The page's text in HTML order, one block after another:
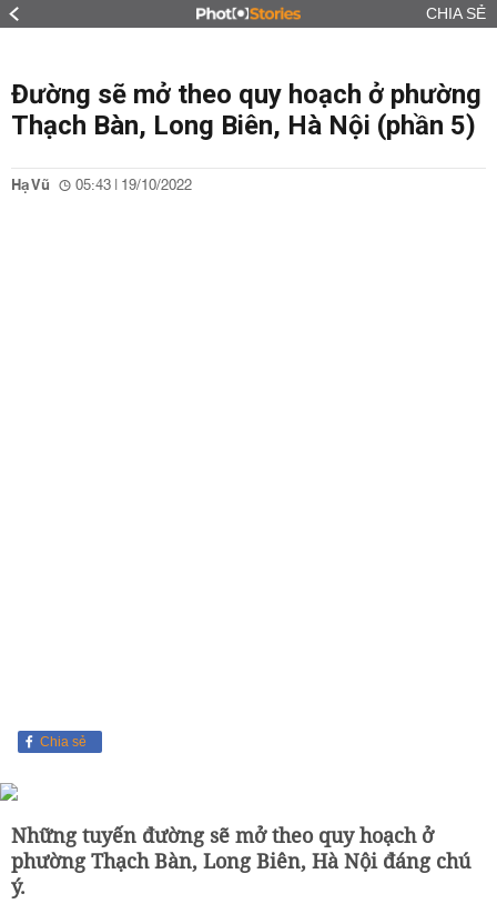
CHIA SẺ
Đường sẽ mở theo quy hoạch ở phường
Thạch Bàn, Long Biên, Hà Nội (phần 5)
Hạ Vũ 05:43 | 19/10/2022
Chia sẻ
Những tuyến đường sẽ mở theo quy hoạch ở
phường Thạch Bàn, Long Biên, Hà Nội đáng chú
ý.